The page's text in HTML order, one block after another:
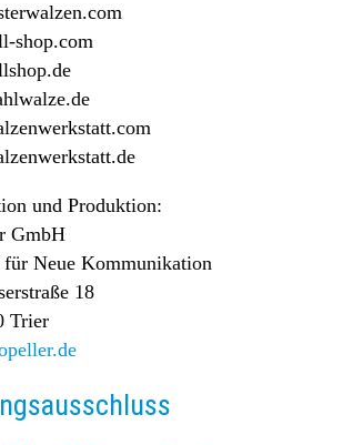
shop.com
und Produktion:
GmbH
für Neue Kommunikation
18
Trier